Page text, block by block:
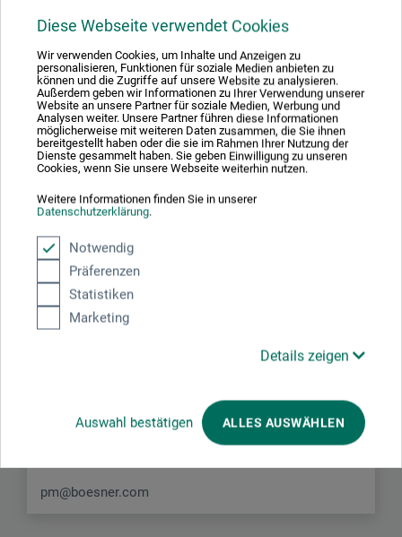
Diese Webseite verwendet Cookies
Wir verwenden Cookies, um Inhalte und Anzeigen zu
personalisieren, Funktionen für soziale Medien anbieten zu
können und die Zugriffe auf unsere Website zu analysieren.
Außerdem geben wir Informationen zu Ihrer Verwendung unserer
Website an unsere Partner für soziale Medien, Werbung und
Analysen weiter. Unsere Partner führen diese Informationen
möglicherweise mit weiteren Daten zusammen, die Sie ihnen
bereitgestellt haben oder die sie im Rahmen Ihrer Nutzung der
Dienste gesammelt haben. Sie geben Einwilligung zu unseren
Cookies, wenn Sie unsere Webseite weiterhin nutzen.
Weitere Informationen finden Sie in unserer
Datenschutzerklärung.
Notwendig
Präferenzen
Statistiken
Marketing
Details zeigen
Auswahl bestätigen ALLES AUSWÄHLEN
Schreiben Sie die erste Bewertung zu diesem Produkt
JETZT PRODUKT BEWERTEN
Hersteller-Kontakt
Hier finden Sie die Kontaktdaten des Herstellers zu
boesner GmbH holding + innovations
58456 Witten
pm@boesner.com